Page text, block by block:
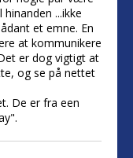
...ikke
et emne. En
at kommunikere
er dog vigtigt at
og se på nettet
De er fra een